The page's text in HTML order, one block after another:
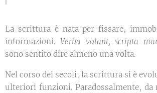
La scrittura è nata per fissare,
informazioni.Verba volant, scripta
sono sentito dire almeno una volta.
Nel corso dei secoli, la scrittura si è
ulteriori funzioni. Paradossalmente, da